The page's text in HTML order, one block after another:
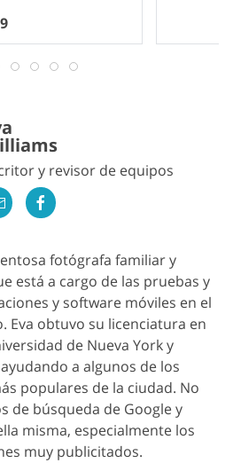
y revisor de equipos
fotógrafa familiar y
está a cargo de las pruebas y
y software móviles en el
Eva obtuvo su licenciatura en
de Nueva York y
a algunos de los
populares de la ciudad. No
de búsqueda de Google y
misma, especialmente los
muy publicitados.